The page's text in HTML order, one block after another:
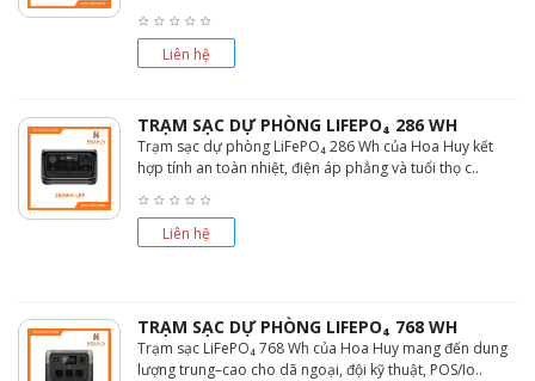
Liên hệ
TRẠM SẠC DỰ PHÒNG LIFEPO₄ 286 WH
Trạm sạc dự phòng LiFePO₄ 286 Wh của Hoa Huy kết
hợp tính an toàn nhiệt, điện áp phẳng và tuổi thọ c..
Liên hệ
TRẠM SẠC DỰ PHÒNG LIFEPO₄ 768 WH
Trạm sạc LiFePO₄ 768 Wh của Hoa Huy mang đến dung
lượng trung–cao cho dã ngoại, đội kỹ thuật, POS/Io..